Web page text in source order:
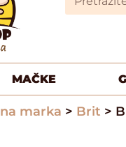
MAČKE
marka > Brit >